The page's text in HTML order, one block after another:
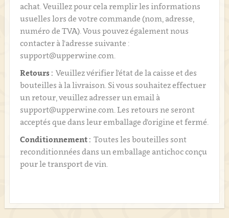
achat. Veuillez pour cela remplir les informations
usuelles lors de votre commande (nom, adresse,
numéro de TVA). Vous pouvez également nous
contacter à l'adresse suivante :
support@upperwine.com.
Retours : Veuillez vérifier l'état de la caisse et des
bouteilles à la livraison. Si vous souhaitez effectuer
un retour, veuillez adresser un email à
support@upperwine.com. Les retours ne seront
acceptés que dans leur emballage d'origine et fermé.
Conditionnement : Toutes les bouteilles sont
reconditionnées dans un emballage antichoc conçu
pour le transport de vin.